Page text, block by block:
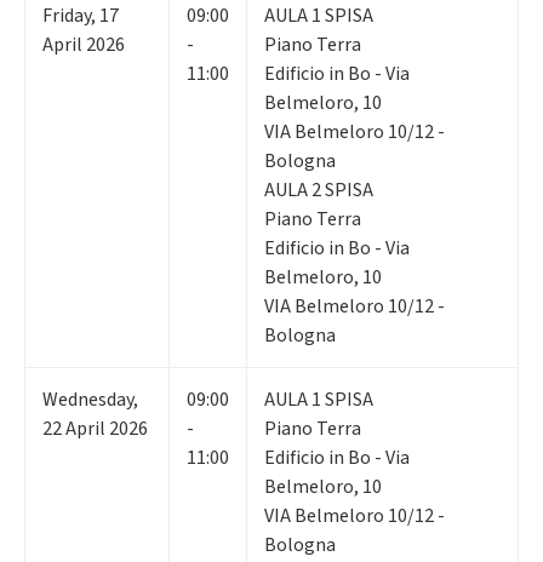
Friday, 17
April 2026
09:00
-
11:00
AULA 1 SPISA
Piano Terra
Edificio in Bo - Via
Belmeloro, 10
VIA Belmeloro 10/12 -
Bologna
AULA 2 SPISA
Piano Terra
Edificio in Bo - Via
Belmeloro, 10
VIA Belmeloro 10/12 -
Bologna
Wednesday,
22April 2026
09:00
-
11:00
AULA 1 SPISA
Piano Terra
Edificio in Bo - Via
Belmeloro, 10
VIA Belmeloro 10/12 -
Bologna